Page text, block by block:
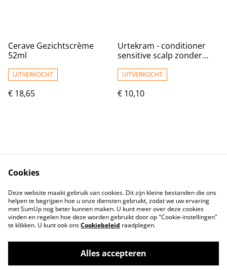
Cerave Gezichtscrème
52ml
UITVERKOCHT
€ 18,65
Urtekram - conditioner
sensitive scalp zonder
UITVERKOCHT
€ 10,10
Contact
Voorwaarden
Privacybeleid
Cookiebeleid
Cookies
Deze website maakt gebruik van cookies. Dit zijn kleine bestanden die ons
helpen te begrijpen hoe u onze diensten gebruikt, zodat we uw ervaring
met SumUp nog beter kunnen maken. U kunt meer over deze cookies
vinden en regelen hoe deze worden gebruikt door op "Cookie-instellingen"
te klikken. U kunt ook onsCookiebeleid raadplegen.
Alles accepteren